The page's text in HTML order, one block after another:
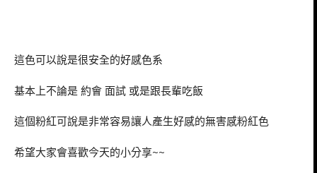
這色可以說是很安全的好感色系
基本上不論是 約會 面試 或是跟長輩吃飯
這個粉紅可說是非常容易讓人產生好感的無害感粉紅色
希望大家會喜歡今天的小分享~~